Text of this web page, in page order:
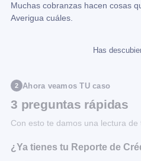
Muchas cobranzas hacen cosas
Averigua cuáles.
Has
2 Ahora veamos TU caso
3 preguntas rápidas
Con esto te damos una lectura de
¿Ya tienes tu Reporte de